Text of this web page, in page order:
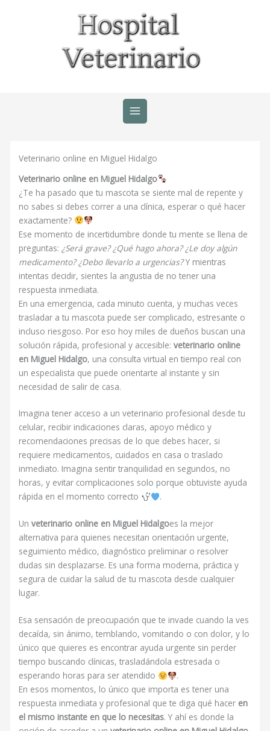
Veterinario online en Miguel Hidalgo
Veterinario online en Miguel Hidalgo
¿Te ha pasado que tu mascota se siente mal de repente y
no sabes si debes correr a una clínica, esperar o qué hacer
exactamente?
Ese momento de incertidumbre donde tu mente se llena de
preguntas: ¿Será grave? ¿Qué hago ahora? ¿Le doy algún
medicamento? ¿Debo llevarlo a urgencias?Y mientras
intentas decidir, sientes la angustia de no tener una
respuesta inmediata.
En una emergencia, cada minuto cuenta, y muchas veces
trasladar a tu mascota puede ser complicado, estresante o
incluso riesgoso. Por eso hoy miles de dueños buscan una
solución rápida, profesional y accesible:veterinario online
en Miguel Hidalgo, una consulta virtual en tiempo real con
un especialista que puede orientarte al instante y sin
necesidad de salir de casa.
Imagina tener acceso a un veterinario profesional desde tu
celular, recibir indicaciones claras, apoyo médico y
recomendaciones precisas de lo que debes hacer, si
requiere medicamentos, cuidados en casa o traslado
inmediato. Imagina sentir tranquilidad en segundos, no
horas, y evitar complicaciones solo porque obtuviste ayuda
rápida en el momento correcto
.
Unveterinario online en Miguel Hidalgoes la mejor
alternativa para quienes necesitan orientación urgente,
seguimiento médico, diagnóstico preliminar o resolver
dudas sin desplazarse. Es una forma moderna, práctica y
segura de cuidar la salud de tu mascota desde cualquier
lugar.
Esa sensación de preocupación que te invade cuando la ves
decaída, sin ánimo, temblando, vomitando o con dolor, y lo
único que quieres es encontrar ayuda urgente sin perder
tiempo buscando clínicas, trasladándola estresada o
esperando horas para ser atendido
.
En esos momentos, lo único que importa es tener una
respuesta inmediata y profesional que te diga qué hacer en
el mismo instante en que lo necesitas. Y ahí es donde la